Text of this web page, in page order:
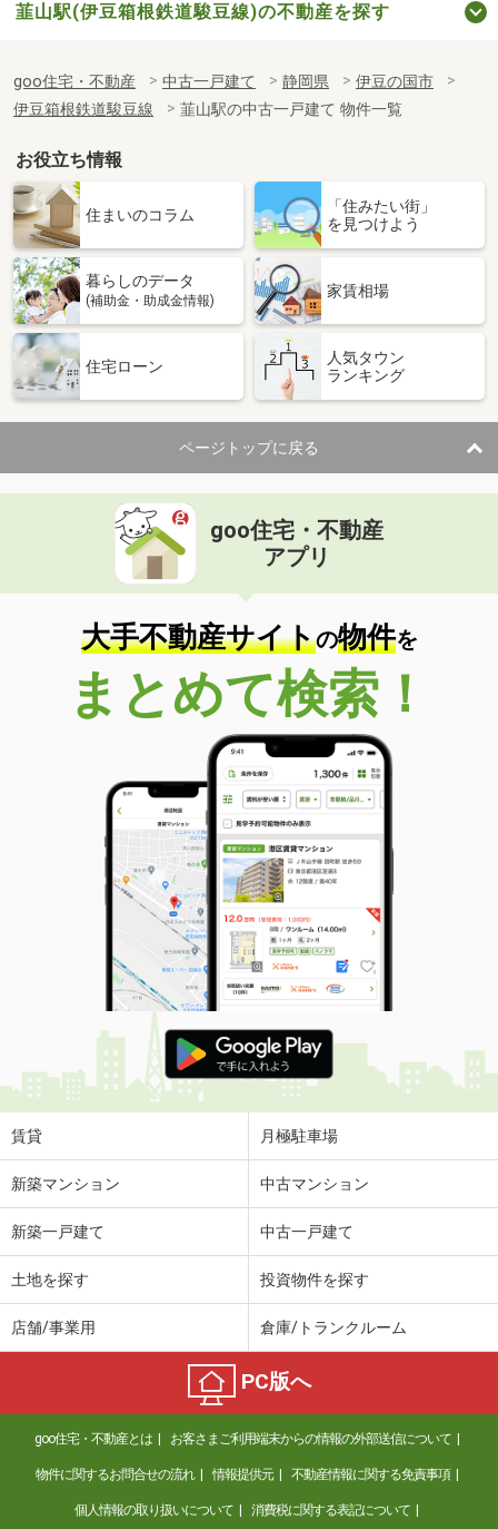
韮山駅(伊豆箱根鉄道駿豆線)の不動産を探す
goo住宅・不動産 中古一戸建て 静岡県
伊豆の国市
伊豆箱根鉄道駿豆線
韮山駅の中古一戸建て 物件一覧
お役立ち情報
住まいのコラム
「住みたい街」
を見つけよう
暮らしのデータ
(補助金・助成金情報)
家賃相場
住宅ローン
人気タウン
ランキング
ページトップに戻る
goo住宅・不動産
アプリ
大手不動産サイトの物件を
まとめて検索！
賃貸 月極駐車場
新築マンション 中古マンション
新築一戸建て 中古一戸建て
土地を探す 投資物件を探す
店舗/事業用 倉庫/トランクルーム
PC版へ
goo住宅・不動産とは お客さまご利用端末からの情報の外部送信について
物件に関するお問合せの流れ 情報提供元 不動産情報に関する免責事項
個人情報の取り扱いについて 消費税に関する表記について